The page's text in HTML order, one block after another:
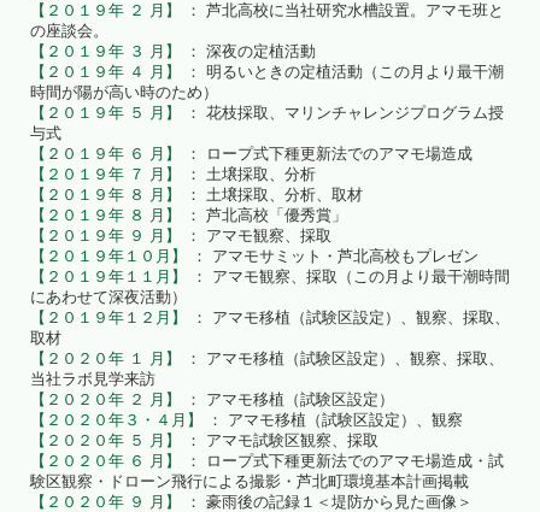
【２０１９年 ２ 月】
： 芦北高校に当社研究水槽設置。アマモ班と
の座談会。
【２０１９年 ３ 月】
： 深夜の定植活動
【２０１９年 ４ 月】
： 明るいときの定植活動（この月より最干潮
時間が陽が高い時のため）
【２０１９年 ５ 月】
： 花枝採取、マリンチャレンジプログラム授
与式
【２０１９年 ６ 月】
： ロープ式下種更新法でのアマモ場造成
【２０１９年 ７ 月】
： 土壌採取、分析
【２０１９年 ８ 月】
： 土壌採取、分析、取材
【２０１９年 ８ 月】
： 芦北高校「優秀賞」
【２０１９年 ９ 月】
： アマモ観察、採取
【２０１９年１０月】
： アマモサミット・芦北高校もプレゼン
【２０１９年１１月】
： アマモ観察、採取（この月より最干潮時間
にあわせて深夜活動）
【２０１９年１２月】
： アマモ移植（試験区設定）、観察、採取、
取材
【２０２０年 １ 月】
： アマモ移植（試験区設定）、観察、採取、
当社ラボ見学来訪
【２０２０年 ２ 月】
： アマモ移植（試験区設定）
【２０２０年３・４月】
： アマモ移植（試験区設定）、観察
【２０２０年 ５ 月】
： アマモ試験区観察、採取
【２０２０年 ６ 月】
： ロープ式下種更新法でのアマモ場造成・試
験区観察・ドローン飛行による撮影・芦北町環境基本計画掲載
【２０２０年 ９ 月】
： 豪雨後の記録１＜堤防から見た画像＞